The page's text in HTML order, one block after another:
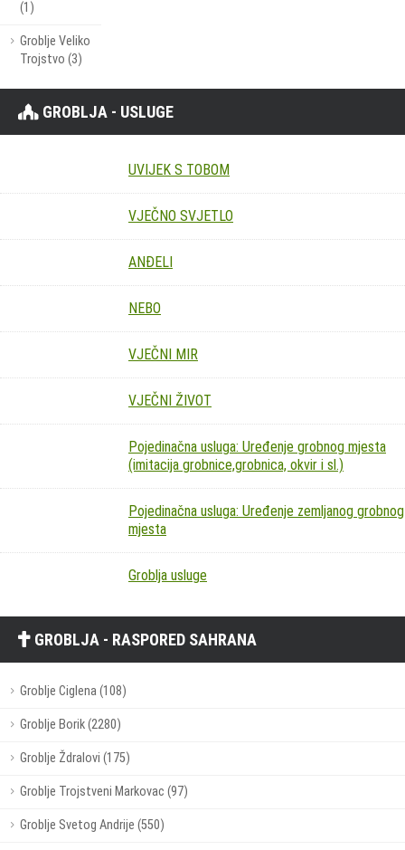
(1)
Groblje Veliko
Trojstvo (3)
GROBLJA - USLUGE
UVIJEK S TOBOM
VJEČNO SVJETLO
ANĐELI
NEBO
VJEČNI MIR
VJEČNI ŽIVOT
Pojedinačna usluga: Uređenje grobnog mjesta
(imitacija grobnice,grobnica, okvir i sl.)
Pojedinačna usluga: Uređenje zemljanog grobnog
mjesta
Groblja usluge
GROBLJA - RASPORED SAHRANA
Groblje Ciglena (108)
Groblje Borik (2280)
Groblje Ždralovi (175)
Groblje Trojstveni Markovac (97)
Groblje Svetog Andrije (550)